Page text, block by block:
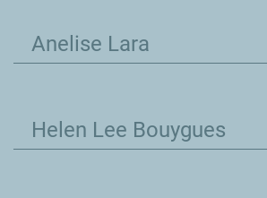
Anelise Lara
Helen Lee Bouygues